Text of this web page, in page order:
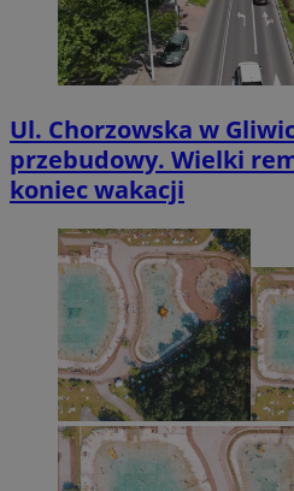
Ul. Chorzowska w
przebudowy. Wielki
koniec wakacji